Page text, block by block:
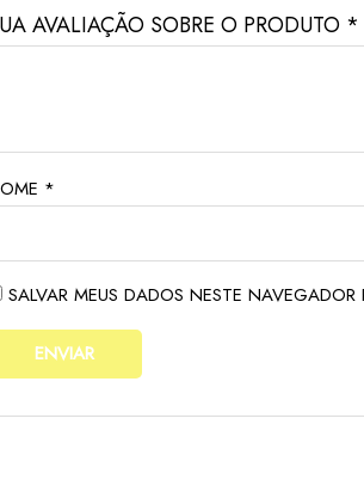
AVALIAÇÃO SOBRE O PRODUTO *
*
SALVAR MEUS DADOS NESTE